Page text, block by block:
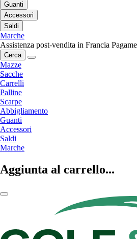
Guanti
Accessori
Saldi
Marche
Assistenza post-vendita in Francia
Cerca
Mazze
Sacche
Carrelli
Palline
Scarpe
Abbigliamento
Guanti
Accessori
Saldi
Marche
Aggiunta al carrello...